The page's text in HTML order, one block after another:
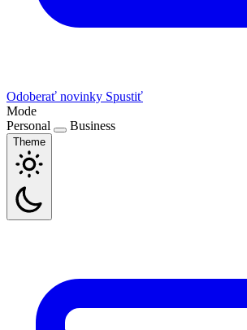
Odoberať novinky Spustiť
Mode
Personal
Business
Theme